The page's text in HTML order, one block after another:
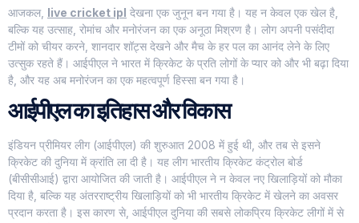
आजकल, live cricket ipl देखना एक जुनून बन गया है। यह न केवल एक खेल है,
बल्कि यह उत्साह, रोमांच और मनोरंजन का एक अनूठा मिश्रण है। लोग अपनी पसंदीदा
टीमों को चीयर करने, शानदार शॉट्स देखने और मैच के हर पल का आनंद लेने के लिए
उत्सुक रहते हैं। आईपीएल ने भारत में क्रिकेट के प्रति लोगों के प्यार को और भी बढ़ा दिया
है, और यह अब मनोरंजन का एक महत्वपूर्ण हिस्सा बन गया है।
आईपीएल का इतिहास और विकास
इंडियन प्रीमियर लीग (आईपीएल) की शुरुआत 2008 में हुई थी, और तब से इसने
क्रिकेट की दुनिया में क्रांति ला दी है। यह लीग भारतीय क्रिकेट कंट्रोल बोर्ड
(बीसीसीआई) द्वारा आयोजित की जाती है। आईपीएल ने न केवल नए खिलाड़ियों को मौका
दिया है, बल्कि यह अंतरराष्ट्रीय खिलाड़ियों को भी भारतीय क्रिकेट में खेलने का अवसर
प्रदान करता है। इस कारण से, आईपीएल दुनिया की सबसे लोकप्रिय क्रिकेट लीगों में से